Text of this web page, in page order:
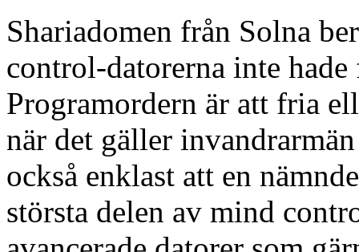
Shariadomen från Solna
control-datorerna inte
Programordern är att fria
när det gäller
också enklast att en
största delen av mind